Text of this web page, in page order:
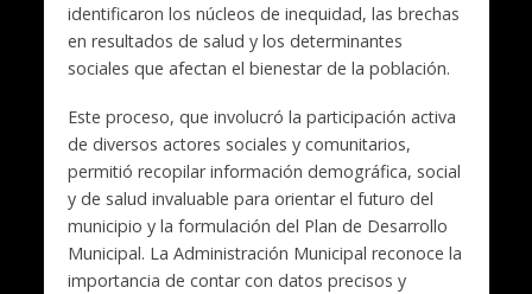
identificaron los núcleos de inequidad, las brechas
en resultados de salud y los determinantes
sociales que afectan el bienestar de la población.
Este proceso, que involucró la participación activa
de diversos actores sociales y comunitarios,
permitió recopilar información demográfica, social
y de salud invaluable para orientar el futuro del
municipio y la formulación del Plan de Desarrollo
Municipal. La Administración Municipal reconoce la
importancia de contar con datos precisos y